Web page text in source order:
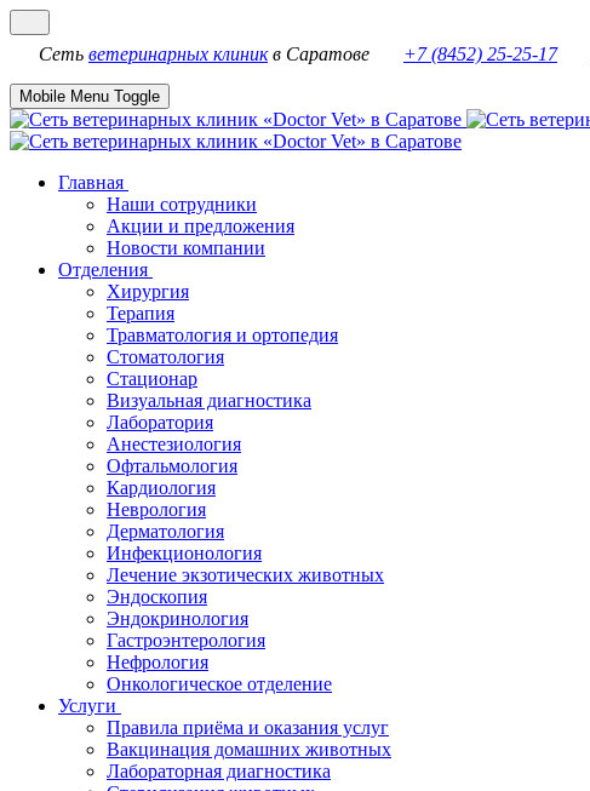
Сеть ветеринарных клиникв Саратове +7 (8452) 25-25-17
Mobile Menu Toggle
Главная
Наши сотрудники
Акции и предложения
Новости компании
Отделения
Хирургия
Терапия
Травматология и ортопедия
Стоматология
Стационар
Визуальная диагностика
Лаборатория
Анестезиология
Офтальмология
Кардиология
Неврология
Дерматология
Инфекционология
Лечение экзотических животных
Эндоскопия
Эндокринология
Гастроэнтерология
Нефрология
Онкологическое отделение
Услуги
Правила приёма и оказания услуг
Вакцинация домашних животных
Лабораторная диагностика